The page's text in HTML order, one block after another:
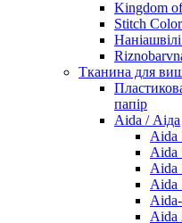
Kingdom
Stitch
Тканина для
папір
Aida / Аіда
Aida
Aida
Aida
Aida
Aida-
Aida